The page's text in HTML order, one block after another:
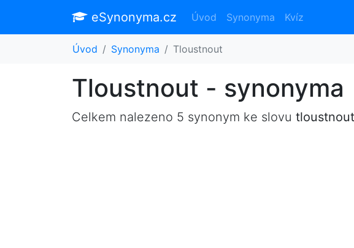
eSynonyma.cz Úvod Synonyma Kvíz
Úvod Synonyma Tloustnout
Tloustnout - synonyma
Celkem nalezeno 5 synonym ke slovu tloustnout